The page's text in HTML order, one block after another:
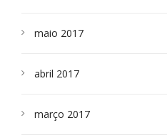
maio 2017
abril 2017
março 2017